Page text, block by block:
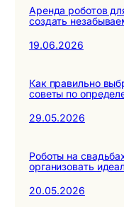
Аренда роботов
создать
19.06.2026
Как правильно
советы по
29.05.2026
Роботы на
организовать
20.05.2026